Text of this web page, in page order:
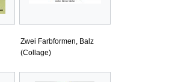
Zwei Farbformen, Balz
(Collage)